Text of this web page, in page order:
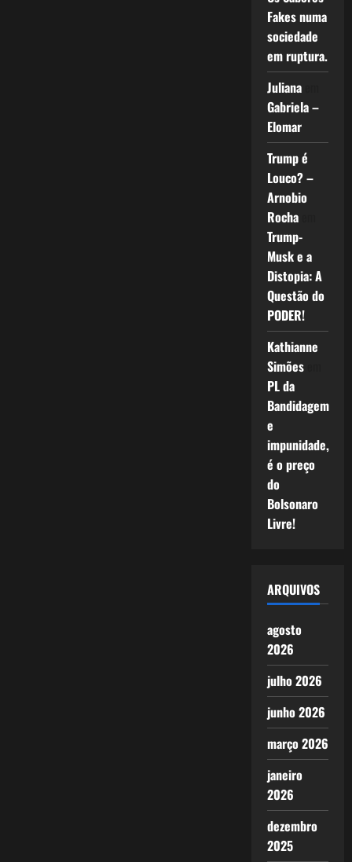
Fakes numa
sociedade
em ruptura.
Julianaem
Gabriela –
Elomar
Trump é
Louco? –
Arnobio
Rochaem
Trump-
Musk e a
Distopia: A
Questão do
PODER!
Kathianne
Simõesem
PL da
Bandidagem
e
impunidade,
é o preço
do
Bolsonaro
Livre!
ARQUIVOS
agosto
2026
julho 2026
junho 2026
março 2026
janeiro
2026
dezembro
2025